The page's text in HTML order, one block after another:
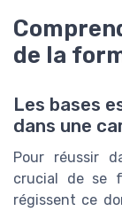
de la
Les bases
dans une
Pour réussir
crucial de se
régissent ce